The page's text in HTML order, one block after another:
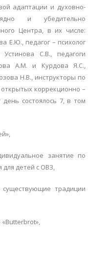
адаптации и духовно-
и убедительно
Центра, в их числе:
Е.Ю., педагог – психолог
С.В., педагоги
А.М. и Курдова Я.С.,
Н.В., инструкторы по
коррекционно –
состоялось 7, в том
занятие по
детей с ОВЗ,
традиции